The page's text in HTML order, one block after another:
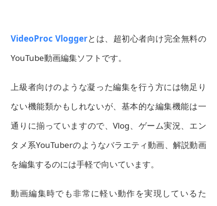
VideoProc Vloggerとは、超初心者向け完全無料の
YouTube動画編集ソフトです。
上級者向けのような凝った編集を行う方には物足り
ない機能類かもしれないが、基本的な編集機能は一
通りに揃っていますので、Vlog、ゲーム実況、エン
タメ系YouTuberのようなバラエティ動画、解説動画
を編集するのには手軽で向いています。
動画編集時でも非常に軽い動作を実現しているた